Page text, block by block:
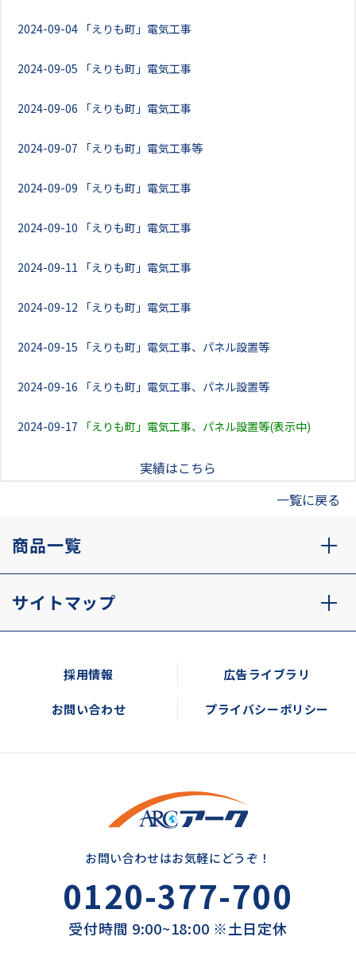
2024-09-04 「えりも町」電気工事
2024-09-05 「えりも町」電気工事
2024-09-06 「えりも町」電気工事
2024-09-07 「えりも町」電気工事等
2024-09-09 「えりも町」電気工事
2024-09-10 「えりも町」電気工事
2024-09-11 「えりも町」電気工事
2024-09-12 「えりも町」電気工事
2024-09-15 「えりも町」電気工事、パネル設置等
2024-09-16 「えりも町」電気工事、パネル設置等
2024-09-17 「えりも町」電気工事、パネル設置等(表示中)
実績はこちら
一覧に戻る
商品一覧
サイトマップ
採用情報 広告ライブラリ
お問い合わせ プライバシーポリシー
お問い合わせはお気軽にどうぞ！
0120-377-700
受付時間 9:00~18:00 ※土日定休